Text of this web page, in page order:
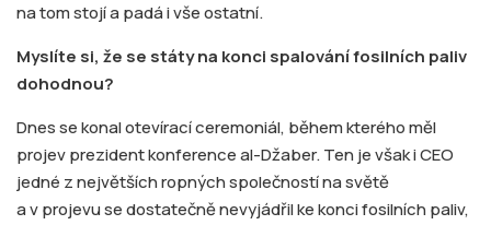
na tom stojí a padá i vše ostatní.
Myslíte si, že se státy na konci spalování fosilních paliv
dohodnou?
Dnes se konal otevírací ceremoniál, během kterého měl
projev prezident konference al-Džaber. Ten je však i CEO
jedné z největších ropných společností na světě
a v projevu se dostatečně nevyjádřil ke konci fosilních paliv,